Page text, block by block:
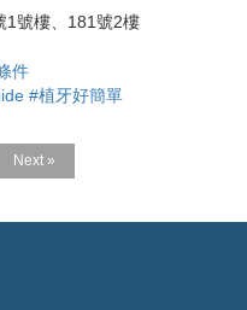
1號樓、181號2樓
件
#植牙好簡單
Next »